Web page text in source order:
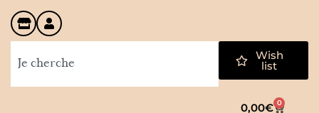
Wish
list
0,00€ 0